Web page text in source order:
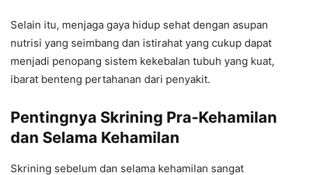
Selain itu, menjaga gaya hidup sehat dengan asupan
nutrisi yang seimbang dan istirahat yang cukup dapat
menjadi penopang sistem kekebalan tubuh yang kuat,
ibarat benteng pertahanan dari penyakit.
Pentingnya Skrining Pra-Kehamilan
dan Selama Kehamilan
Skrining sebelum dan selama kehamilan sangat